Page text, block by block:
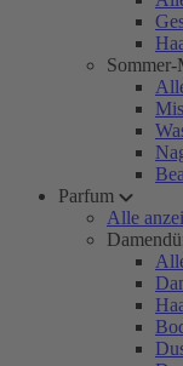
Parfum
Alle